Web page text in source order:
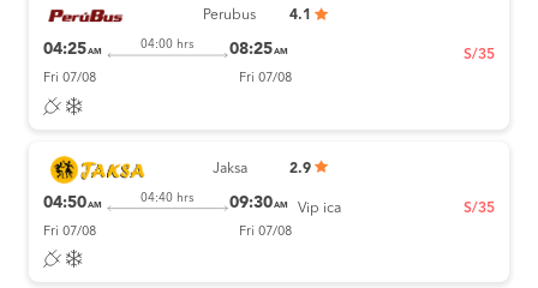
Perubus 4.1
04:25AM
04:00 hrs 08:25AM
Fri 07/08 Fri 07/08
S/35
Jaksa 2.9
04:50AM
04:40 hrs 09:30AM
Fri 07/08 Fri 07/08
Vip ica S/35